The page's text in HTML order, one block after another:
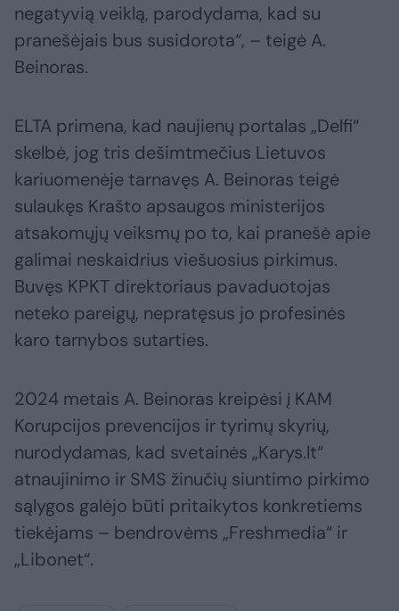
negatyvią veiklą, parodydama, kad su
pranešėjais bus susidorota“, – teigė A.
Beinoras.
ELTA primena, kad naujienų portalas „Delfi“
skelbė, jog tris dešimtmečius Lietuvos
kariuomenėje tarnavęs A. Beinoras teigė
sulaukęs Krašto apsaugos ministerijos
atsakomųjų veiksmų po to, kai pranešė apie
galimai neskaidrius viešuosius pirkimus.
Buvęs KPKT direktoriaus pavaduotojas
neteko pareigų, nepratęsus jo profesinės
karo tarnybos sutarties.
2024 metais A. Beinoras kreipėsi į KAM
Korupcijos prevencijos ir tyrimų skyrių,
nurodydamas, kad svetainės „Karys.lt“
atnaujinimo ir SMS žinučių siuntimo pirkimo
sąlygos galėjo būti pritaikytos konkretiems
tiekėjams – bendrovėms „Freshmedia“ ir
„Libonet“.